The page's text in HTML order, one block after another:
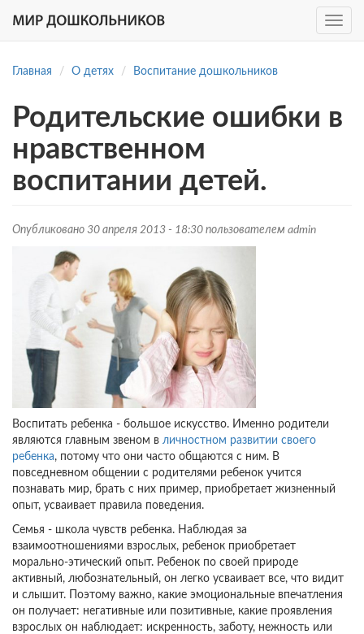
Toggle
Главная О детях Воспитание дошкольников
Родительские ошибки в
нравственном
воспитании детей.
Опубликовано 30 апреля 2013 - 18:30 пользователем admin
Воспитать ребенка - большое искусство. Именно родители
являются главным звеном в личностном развитии своего
ребенка, потому что они часто общаются с ним. В
повседневном общении с родителями ребенок учится
познавать мир, брать с них пример, приобретает жизненный
опыт, усваивает правила поведения.
Семья - школа чувств ребенка. Наблюдая за
взаимоотношениями взрослых, ребенок приобретает
морально-этический опыт. Ребенок по своей природе
активный, любознательный, он легко усваивает все, что видит
и слышит. Поэтому важно, какие эмоциональные впечатления
он получает: негативные или позитивные, какие проявления
взрослых он наблюдает: искренность, заботу, нежность или